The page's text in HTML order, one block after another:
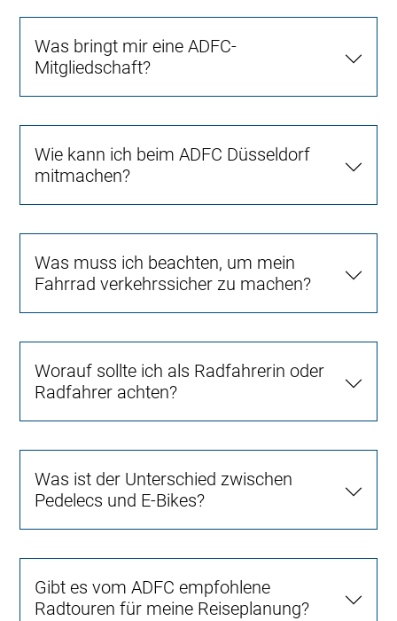
Was bringt mir eine ADFC-
Mitgliedschaft?
Wie kann ich beim ADFC Düsseldorf
mitmachen?
Was muss ich beachten, um mein
Fahrrad verkehrssicher zu machen?
Worauf sollte ich als Radfahrerin oder
Radfahrer achten?
Was ist der Unterschied zwischen
Pedelecs und E-Bikes?
Gibt es vom ADFC empfohlene
Radtouren für meine Reiseplanung?